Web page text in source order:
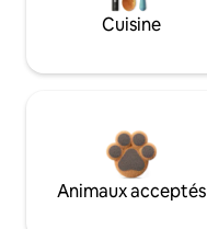
Cuisine
Animaux acceptés